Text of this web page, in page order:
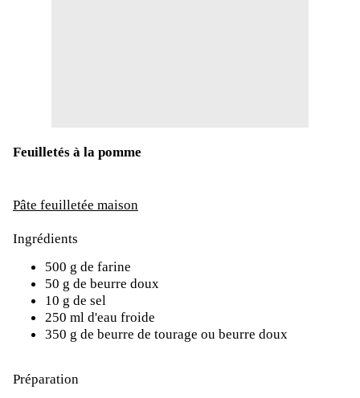
Feuilletés à la pomme
Pâte feuilletée maison
Ingrédients
500 g de farine
50 g de beurre doux
10 g de sel
250 ml d'eau froide
350 g de beurre de tourage ou beurre doux
Préparation